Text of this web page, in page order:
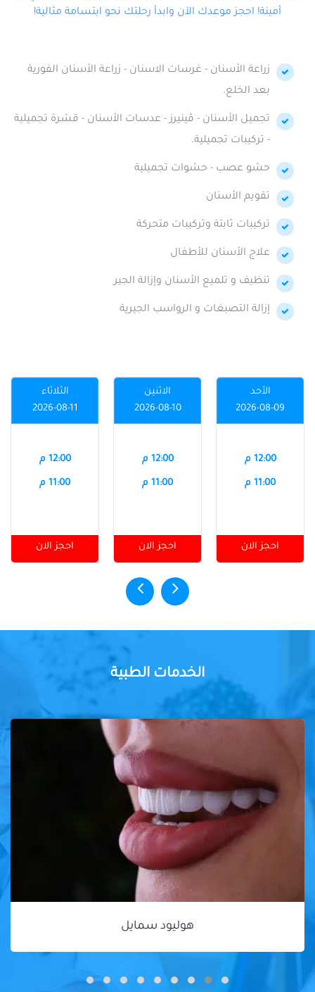
أمينة! احجز موعدك الآن وابدأ رحلتك نحو ابتسامة مثالية!
زراعة الأسنان - غرسات الاسنان - زراعة الأسنان الفورية
بعد الخلع.
تجميل الأسنان - ڤينيرز - عدسات الأسنان - قشرة تجميلية
- تركيبات تجميلية.
حشو عصب - حشوات تجميلية
تقويم الأسنان
تركيبات ثابتة وتركيبات متحركة
علاج الأسنان للأطفال
تنظيف و تلميع الأسنان وإزالة الجير
إزالة التصبغات و الرواسب الجيرية
الأحد
2026-08-09
12:00 م
11:00 م
احجز الان
الاثنين
2026-08-10
12:00 م
11:00 م
احجز الان
الثلاثاء
2026-08-11
12:00 م
11:00 م
احجز الان
الخدمات الطبية
هوليود سمايل